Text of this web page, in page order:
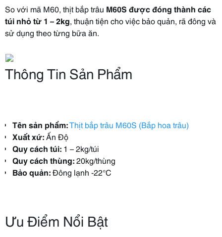
So với mã M60, thịt bắp trâu M60S được đóng thành các
túi nhỏ từ 1 – 2kg, thuận tiện cho việc bảo quản, rã đông và
sử dụng theo từng bữa ăn.
Thông Tin Sản Phẩm
Tên sản phẩm:Thịt bắp trâu M60S (Bắp hoa trâu)
Xuất xứ:Ấn Độ
Quy cách túi: 1 – 2kg/túi
Quy cách thùng:20kg/thùng
Bảo quản:Đông lạnh -22°C
Ưu Điểm Nổi Bật